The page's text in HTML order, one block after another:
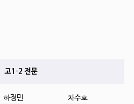
고1·2 전문
하정민 차수호